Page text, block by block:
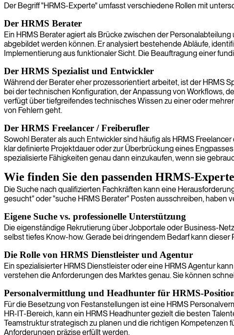
Der Begriff "HRMS-Experte" umfasst verschiedene Rollen mit
Der HRMS Berater
Ein HRMS Berater agiert als Brücke zwischen der
abgebildet werden können. Er analysiert bestehende Abläufe,
Implementierung aus funktionaler Sicht. Die Beauftragung einer
Der HRMS Spezialist und Entwickler
Während der Berater eher prozessorientiert arbeitet, ist der HRMS
bei der technischen Konfiguration, der Anpassung von Workflows,
verfügt über tiefgreifendes technisches Wissen zu einer oder
von Fehlern geht.
Der HRMS Freelancer / Freiberufler
Sowohl Berater als auch Entwickler sind häufig als HRMS
klar definierte Projektdauer oder zur Überbrückung eines
spezialisierte Fähigkeiten genau dann einzukaufen, wenn sie
Wie finden Sie den passenden HRMS-
Die Suche nach qualifizierten Fachkräften kann eine
gesucht" oder "suche HRMS Berater" Posten ausschreiben, haben
Eigene Suche vs. professionelle Unterstützung
Die eigenständige Rekrutierung über Jobportale oder Business-
selbst tiefes Know-how. Gerade bei dringendem Bedarf kann
Die Rolle von HRMS Dienstleister und Agentur
Ein spezialisierter HRMS Dienstleister oder eine HRMS Agentur
verstehen die Anforderungen des Marktes genau. Sie können
Personalvermittlung und Headhunter für HRMS-
Für die Besetzung von Festanstellungen ist eine HRMS
HR-IT-Bereich, kann ein HRMS Headhunter gezielt die besten
Teamstruktur strategisch zu planen und die richtigen Kompetenzen
Anforderungen präzise erfüllt werden.